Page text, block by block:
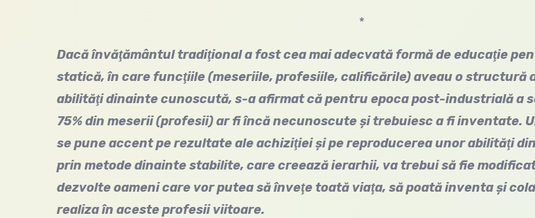
*
Dacă învăţământul tradiţional a fost cea mai adecvată formă de educaţie
statică, în care funcţiile (meseriile, profesiile, calificările) aveau o structură
abilităţi dinainte cunoscută, s-a afirmat că pentru epoca post-industrială a
75% din meserii (profesii) ar fi încă necunoscute şi trebuiesc a fi inventate.
se pune accent pe rezultate ale achiziţiei şi pe reproducerea unor abilităţi
prin metode dinainte stabilite, care creează ierarhii, va trebui să fie
dezvolte oameni care vor putea să înveţe toată viaţa, să poată inventa şi
realiza în aceste profesii viitoare.